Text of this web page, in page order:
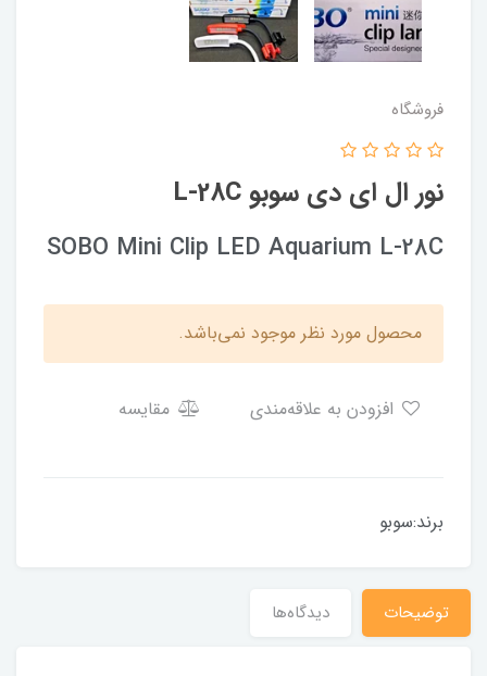
فروشگاه
نور ال ای دی سوبو L-28C
SOBO Mini Clip LED Aquarium L-28C
محصول مورد نظر موجود نمی‌باشد.
مقایسه
برند:سوبو
توضیحات دیدگاه‌ها